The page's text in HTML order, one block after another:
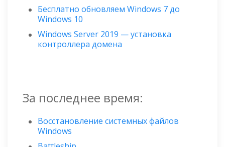
Бесплатно обновляем Windows 7 до
Windows 10
Windows Server 2019 — установка
контроллера домена
За последнее время:
Восстановление системных файлов
Windows